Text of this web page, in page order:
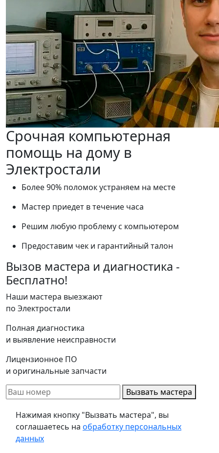
Срочная компьютерная
помощь на дому в
Электростали
Более 90% поломок устраняем на месте
Мастер приедет в течение часа
Решим любую проблему с компьютером
Предоставим чек и гарантийный талон
Вызов мастера и диагностика -
Бесплатно!
Наши мастера выезжают
по Электростали
Полная диагностика
и выявление неисправности
Лицензионное ПО
и оригинальные запчасти
Вызвать мастера
Нажимая кнопку "Вызвать мастера", вы
соглашаетесь на обработку персональных
данных